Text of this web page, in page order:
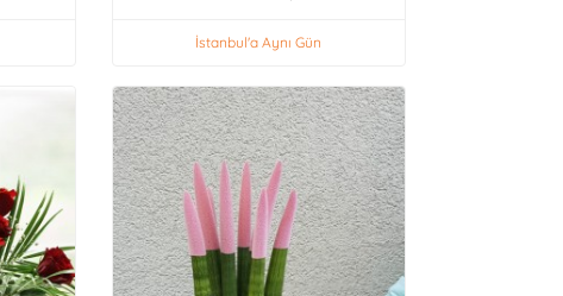
İstanbul'a Aynı Gün